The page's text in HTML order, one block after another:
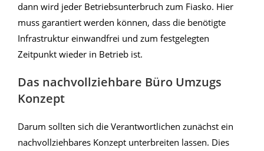
dann wird jeder Betriebsunterbruch zum Fiasko. Hier
muss garantiert werden können, dass die benötigte
Infrastruktur einwandfrei und zum festgelegten
Zeitpunkt wieder in Betrieb ist.
Das nachvollziehbare Büro Umzugs
Konzept
Darum sollten sich die Verantwortlichen zunächst ein
nachvollziehbares Konzept unterbreiten lassen. Dies